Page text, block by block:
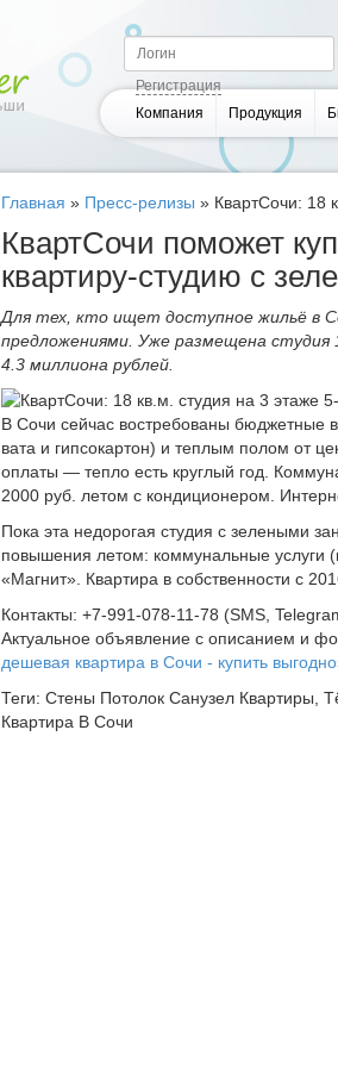
Регистрация
Компания
Продукция
Главная » Пресс-релизы » КвартСочи: 18
КвартСочи поможет
квартиру-студию с
Для тех, кто ищет доступное жильё в
предложениями. Уже размещена студия
4.3 миллиона рублей.
В Сочи сейчас востребованы бюджетные
вата и гипсокартон) и теплым полом от
оплаты — тепло есть круглый год.
2000 руб. летом с кондиционером.
Пока эта недорогая студия с зелеными
повышения летом: коммунальные услуги
«Магнит». Квартира в собственности с
Контакты: +7-991-078-11-78 (SMS,
Актуальное объявление с описанием и
дешевая квартира в Сочи - купить выгодно
Теги: Стены Потолок Санузел
Квартира В Сочи